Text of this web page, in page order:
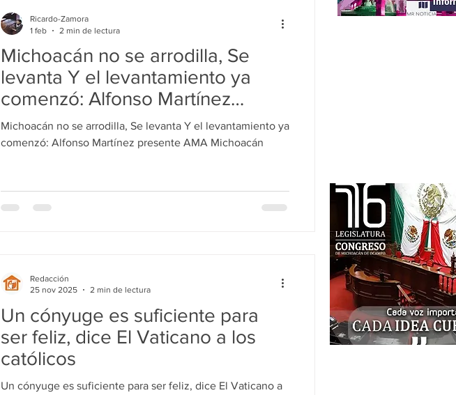
Michoacán no se arrodilla, Se
levanta Y el levantamiento ya
comenzó: Alfonso Martínez
presenta AMA Michoacán
Michoacán no se arrodilla, Se levanta Y el levantamiento ya
comenzó: Alfonso Martínez presente AMA Michoacán
Ricardo-Zamora
1 feb
2 min de lectura
Un cónyuge es suficiente para
ser feliz, dice El Vaticano a los
católicos
Un cónyuge es suficiente para ser feliz, dice El Vaticano a
Redacción
25 nov 2025
2 min de lectura